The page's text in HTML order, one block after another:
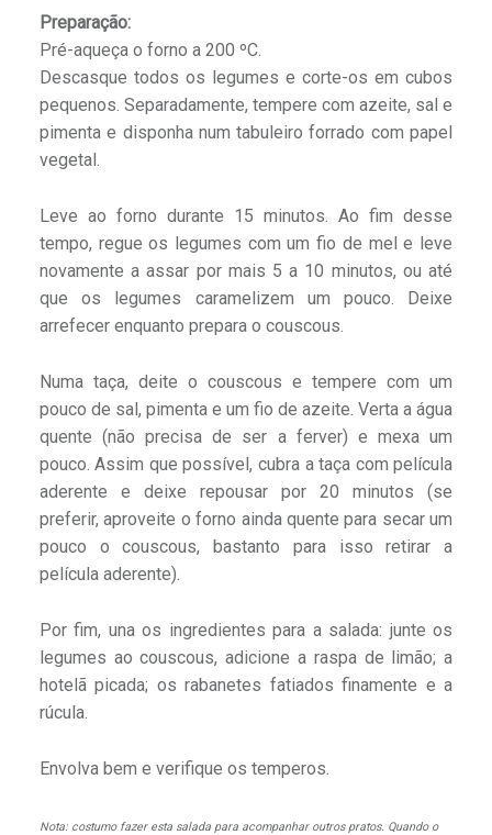
Preparação:
Pré-aqueça o forno a 200 ºC.
Descasque todos os legumes e corte-os em cubos
pequenos. Separadamente, tempere com azeite, sal e
pimenta e disponha num tabuleiro forrado com papel
vegetal.
Leve ao forno durante 15 minutos. Ao fim desse
tempo, regue os legumes com um fio de mel e leve
novamente a assar por mais 5 a 10 minutos, ou até
que os legumes caramelizem um pouco. Deixe
arrefecer enquanto prepara o couscous.
Numa taça, deite o couscous e tempere com um
pouco de sal, pimenta e um fio de azeite. Verta a água
quente (não precisa de ser a ferver) e mexa um
pouco. Assim que possível, cubra a taça com película
aderente e deixe repousar por 20 minutos (se
preferir, aproveite o forno ainda quente para secar um
pouco o couscous, bastanto para isso retirar a
película aderente).
Por fim, una os ingredientes para a salada: junte os
legumes ao couscous, adicione a raspa de limão; a
hotelã picada; os rabanetes fatiados finamente e a
rúcula.
Envolva bem e verifique os temperos.
Nota: costumo fazer esta salada para acompanhar outros pratos. Quando o